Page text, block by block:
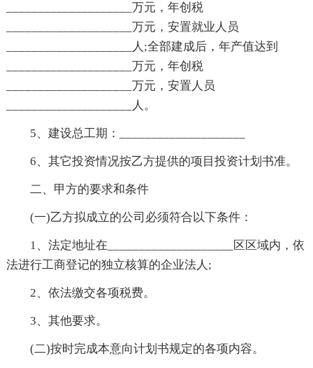
____________________万元，年创税
____________________万元，安置就业人员
____________________人;全部建成后，年产值达到
____________________万元，年创税
____________________万元，安置人员
____________________人。
5、建设总工期：____________________
6、其它投资情况按乙方提供的项目投资计划书准。
二、甲方的要求和条件
(一)乙方拟成立的公司必须符合以下条件：
1、法定地址在____________________区区域内，依
法进行工商登记的独立核算的企业法人;
2、依法缴交各项税费。
3、其他要求。
(二)按时完成本意向计划书规定的各项内容。